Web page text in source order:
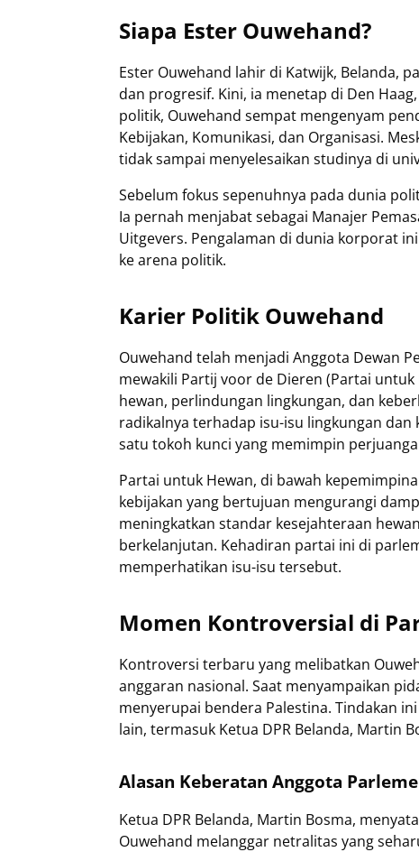
Siapa Ester Ouwehand?
Ester Ouwehand lahir di Katwijk, Belanda,
dan progresif. Kini, ia menetap di Den
politik, Ouwehand sempat mengenyam
Kebijakan, Komunikasi, dan Organisasi.
tidak sampai menyelesaikan studinya di
Sebelum fokus sepenuhnya pada dunia
Ia pernah menjabat sebagai Manajer
Uitgevers. Pengalaman di dunia korporat
ke arena politik.
Karier Politik Ouwehand
Ouwehand telah menjadi Anggota Dewan
mewakili Partij voor de Dieren (Partai
hewan, perlindungan lingkungan, dan
radikalnya terhadap isu-isu lingkungan
satu tokoh kunci yang memimpin
Partai untuk Hewan, di bawah
kebijakan yang bertujuan mengurangi
meningkatkan standar kesejahteraan
berkelanjutan. Kehadiran partai ini di
memperhatikan isu-isu tersebut.
Momen Kontroversial di
Kontroversi terbaru yang melibatkan
anggaran nasional. Saat menyampaikan
menyerupai bendera Palestina. Tindakan
lain, termasuk Ketua DPR Belanda, Martin
Alasan Keberatan Anggota
Ketua DPR Belanda, Martin Bosma,
Ouwehand melanggar netralitas yang